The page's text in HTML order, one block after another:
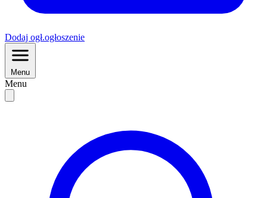
Dodaj ogł.ogłoszenie
Menu
Menu